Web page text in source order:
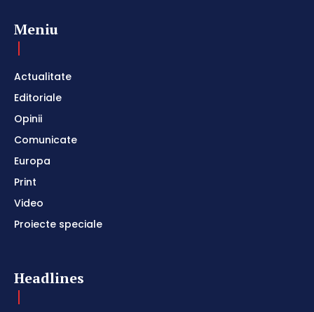
Meniu
Actualitate
Editoriale
Opinii
Comunicate
Europa
Print
Video
Proiecte speciale
Headlines